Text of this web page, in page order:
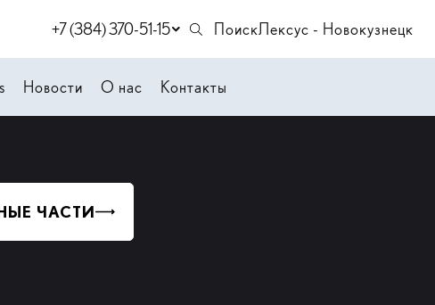
+7 (384) 370-51-15 ПоискЛексус - Новокузнецк
Новости О нас Контакты
ЧАСТИ